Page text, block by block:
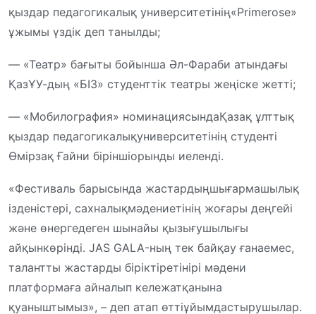
қыздар педагогикалық университетінің«Primerose»
ұжымы үздік деп танылды;
— «Театр» бағыты бойынша Әл-Фараби атындағы
ҚазҰУ-дың «БІЗ» студенттік театры жеңіске жетті;
— «Мобилография» номинациясындаҚазақ ұлттық
қыздар педагогикалықуниверситетінің студенті
Өмірзақ Ғайни біріншіорынды иеленді.
«Фестиваль барысында жастардыңшығармашылық
ізденістері, сахналықмәдениетінің жоғары деңгейі
және өнергедеген шынайы қызығушылығы
айқынкөрінді. JAS GALA-ның тек байқау ғанаемес,
талантты жастарды біріктіретінірі мәдени
платформаға айналып кележатқанына
қуаныштымыз», – деп атап өттіұйымдастырушылар.